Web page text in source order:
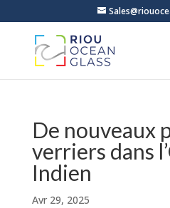
De nouveaux
verriers dans
Indien
Avr 29, 2025